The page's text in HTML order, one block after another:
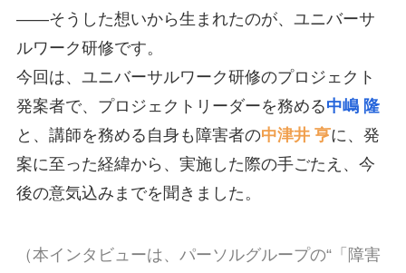
――そうした想いから生まれたのが、ユニバーサ
ルワーク研修です。
今回は、ユニバーサルワーク研修のプロジェクト
発案者で、プロジェクトリーダーを務める中嶋 隆
と、講師を務める自身も障害者の中津井 亨に、発
案に至った経緯から、実施した際の手ごたえ、今
後の意気込みまでを聞きました。
（本インタビューは、パーソルグループの“「障害